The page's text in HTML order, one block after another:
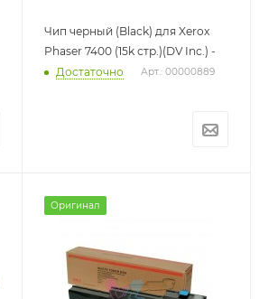
Чип черный (Black) для Xerox
Phaser 7400 (15k стр.)(DV Inc.) -
Достаточно
Арт.: 00000889
Оригинал